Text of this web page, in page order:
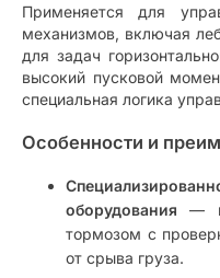
Применяется для
механизмов, включая
для задач
высокий пусковой
специальная логика
Особенности и
оборудования —
тормозом с
от срыва груза.